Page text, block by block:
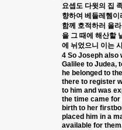
요셉도 다윗의 집
향하여 베들레헴
함께 호적하러 올
을 그 때에 해산할
에 뉘었으니 이는
4 So Joseph also
Galilee to Judea,
he belonged to
there to register
to him and was
the time came for
birth to her
placed him in a
available for